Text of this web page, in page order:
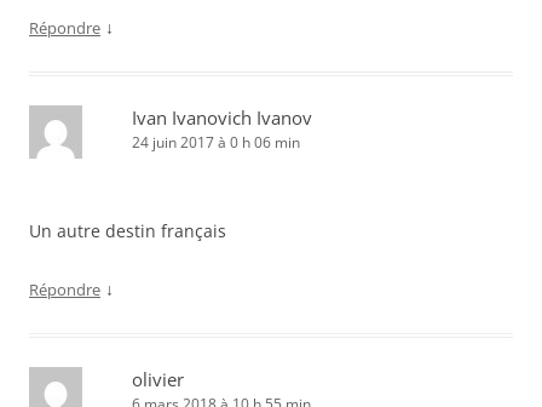
Répondre ↓
Ivan Ivanovich Ivanov
24 juin 2017 à 0 h 06 min
Un autre destin français
Répondre ↓
olivier